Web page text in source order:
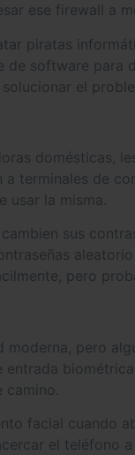
ese firewall a
piratas
software para
el
domésticas,
terminales de
usar la misma.
sus
pero
pero
facial cuando
el teléfono